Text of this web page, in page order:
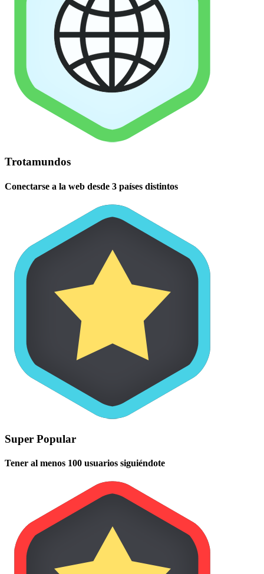
Trotamundos
Conectarse a la web desde 3 países distintos
Super Popular
Tener al menos 100 usuarios siguiéndote